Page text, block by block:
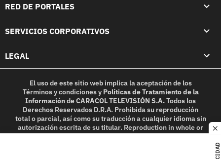
RED DE PORTALES
SERVICIOS CORPORATIVOS
LEGAL
El uso de este sitio web implica la aceptación de los
Términos y condicionesy Políticas de Tratamiento de la
InformacióndeCARACOL TELEVISIÓN S.A.Todos los
Derechos Reservados D.R.A. Prohibida su reproducción
total o parcial, así como su traducción a cualquier idioma sin
autorización escrita de su titular. Reproduction in whole or
in part, or translation without written permission is